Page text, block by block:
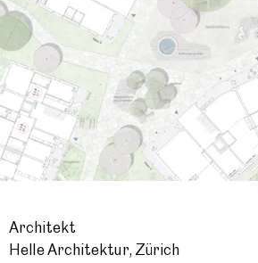
Architekt
Helle Architektur, Zürich